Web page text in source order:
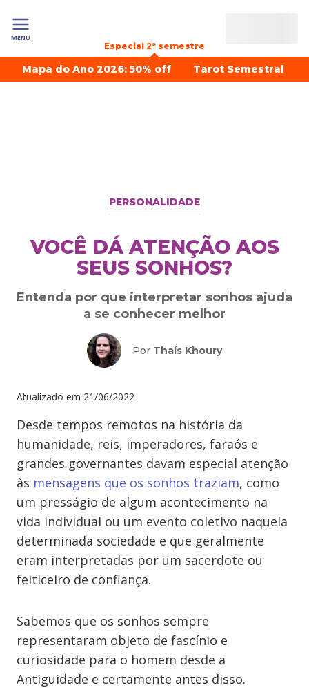
MENU
Especial 2º semestre
Mapa do Ano 2026: 50% off Tarot Semestral
PERSONALIDADE
VOCÊ DÁ ATENÇÃO AOS
SEUS SONHOS?
Entenda por que interpretar sonhos ajuda
a se conhecer melhor
Por Thaís Khoury
Atualizado em 21/06/2022
Desde tempos remotos na história da
humanidade, reis, imperadores, faraós e
grandes governantes davam especial atenção
às mensagens que os sonhos traziam, como
um presságio de algum acontecimento na
vida individual ou um evento coletivo naquela
determinada sociedade e que geralmente
eram interpretadas por um sacerdote ou
feiticeiro de confiança.
Sabemos que os sonhos sempre
representaram objeto de fascínio e
curiosidade para o homem desde a
Antiguidade e certamente antes disso.